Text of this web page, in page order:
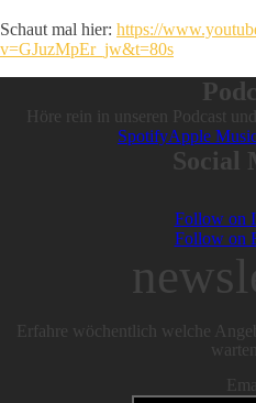
Schaut mal hier: https://
v=GJuzMpEr_jw&t=80s
Höre rein in unseren Podcast
SpotifyApple
Social
Follow on
Follow on
Erfahre wöchentlich welche
warten.
Email